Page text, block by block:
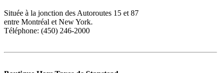
Située à la jonction des Autoroutes 15 et 87
entre Montréal et New York.
Téléphone: (450) 246-2000